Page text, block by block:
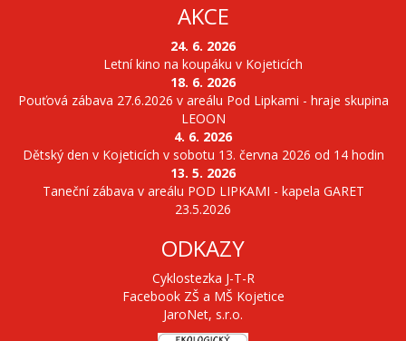
AKCE
24. 6. 2026
Letní kino na koupáku v Kojeticích
18. 6. 2026
Pouťová zábava 27.6.2026 v areálu Pod Lipkami - hraje skupina
LEOON
4. 6. 2026
Dětský den v Kojeticích v sobotu 13. června 2026 od 14 hodin
13. 5. 2026
Taneční zábava v areálu POD LIPKAMI - kapela GARET
23.5.2026
ODKAZY
Cyklostezka J-T-R
Facebook ZŠ a MŠ Kojetice
JaroNet, s.r.o.